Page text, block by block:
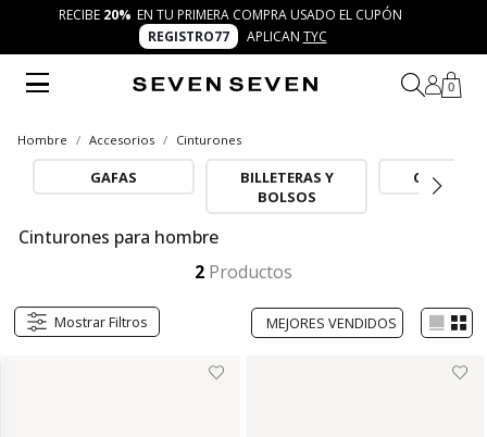
RECIBE 20% EN TU PRIMERA COMPRA USADO EL CUPÓN
REGISTRO77
APLICAN TYC
0
Hombre Accesorios Cinturones
GAFAS
BILLETERAS Y
BOLSOS
Cinturones para hombre
2 Productos
Mostrar Filtros